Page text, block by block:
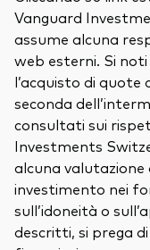
Vanguard
assume alcuna
web esterni. Si noti
l’acquisto di
seconda
consultati sui
Investments
alcuna valutazione
investimento nei
sull’idoneità o
descritti, si prega